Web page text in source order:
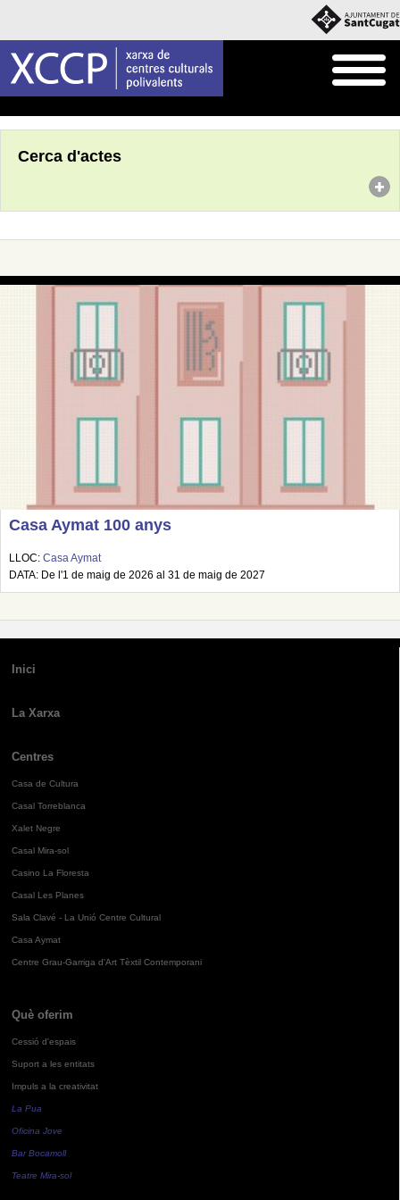
Cerca d'actes
Casa Aymat 100 anys
LLOC: Casa Aymat
DATA: De l'1 de maig de 2026 al 31 de maig de 2027
Inici
La Xarxa
Centres
Casa de Cultura
Casal Torreblanca
Xalet Negre
Casal Mira-sol
Casino La Floresta
Casal Les Planes
Sala Clavé - La Unió Centre Cultural
Casa Aymat
Centre Grau-Garriga d'Art Tèxtil Contemporani
Què oferim
Cessió d'espais
Suport a les entitats
Impuls a la creativitat
La Pua
Oficina Jove
Bar Bocamoll
Teatre Mira-sol